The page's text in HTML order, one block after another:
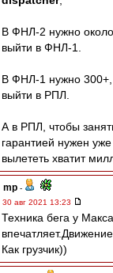
В ФНЛ-2 нужно
выйти в ФНЛ-1.
В ФНЛ-1 нужно 300+,
выйти в РПЛ.
А в РПЛ, чтобы
гарантией нужен
вылететь хватит
mp -
30 авг 2021 13:23
Техника бега у
Как грузчик))